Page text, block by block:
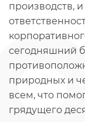
производств,
сегодняшний
природных и
всем, что
грядущего